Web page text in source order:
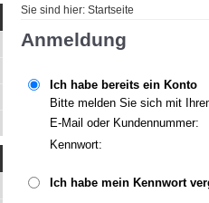
Fachbuch
Ausbildung
Fachregeln
Fachregeln
Sie sind hier: Startseite
Anmeldung
Ich habe bereits ein Konto
Bitte melden Sie sich mit
E-Mail oder Kundennummer:
Kennwort:
Ich habe mein Kennwort